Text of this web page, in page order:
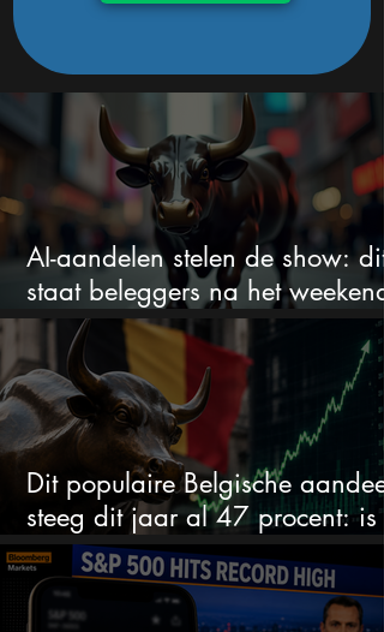
AI-aandelen stelen de show: dit
staat beleggers na het weekend
te wachten
Dit populaire Belgische aandeel
steeg dit jaar al 47 procent: is
ruimte voor meer?